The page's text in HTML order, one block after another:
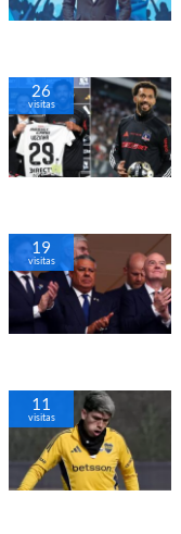
26
visitas
19
visitas
11
visitas